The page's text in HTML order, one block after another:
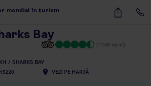
mondial în turism 12
Bay
(1248 opinii)
SHARKS BAY
VEZI PE HARTĂ